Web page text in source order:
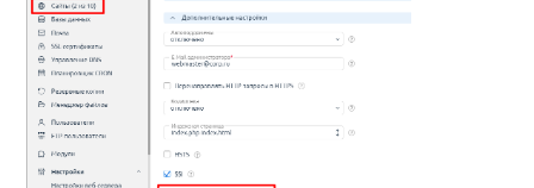
Ошибка fatal error: expected color
value
Ошибка 504 Gateway Time-out
Не работают все страницы кроме
главной или часть страниц